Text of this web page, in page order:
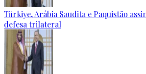
Türkiye, Arábia Saudita e Paquistão
defesa trilateral